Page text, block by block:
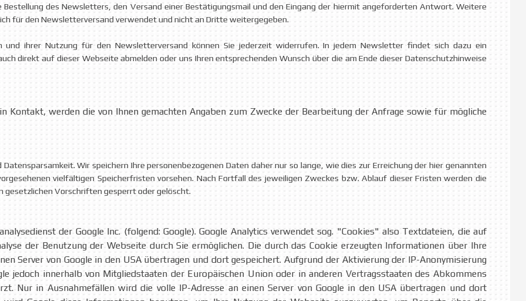
des Newsletters, den Versand einer Bestätigungsmail und den Eingang der hiermit angeforderten Antwort. Weitere
für den Newsletterversand verwendet und nicht an Dritte weitergegeben.
und ihrer Nutzung für den Newsletterversand können Sie jederzeit widerrufen. In jedem Newsletter findet sich dazu ein
direkt auf dieser Webseite abmelden oder uns Ihren entsprechenden Wunsch über die am Ende dieser Datenschutzhinweise
werden die von Ihnen gemachten Angaben zum Zwecke der Bearbeitung der Anfrage sowie für mögliche
Wir speichern Ihre personenbezogenen Daten daher nur so lange, wie dies zur Erreichung der hier genannten
vielfältigen Speicherfristen vorsehen. Nach Fortfall des jeweiligen Zweckes bzw. Ablauf dieser Fristen werden die
gesetzlichen Vorschriften gesperrt oder gelöscht.
der Google Inc. (folgend: Google). Google Analytics verwendet sog. "Cookies" also Textdateien, die auf
der Benutzung der Webseite durch Sie ermöglichen. Die durch das Cookie erzeugten Informationen über Ihre
Server von Google in den USA übertragen und dort gespeichert. Aufgrund der Aktivierung der IP-Anonymisierung
jedoch innerhalb von Mitgliedstaaten der Europäischen Union oder in anderen Vertragsstaaten des Abkommens
Nur in Ausnahmefällen wird die volle IP-Adresse an einen Server von Google in den USA übertragen und dort